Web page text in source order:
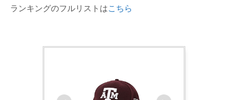
ランキングのフルリストはこちら